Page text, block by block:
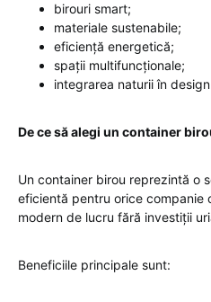
birouri smart;
materiale sustenabile;
eficiență energetică;
spații multifuncționale;
integrarea naturii în
De ce să alegi un container
Un container birou reprezintă o
eficientă pentru orice companie
modern de lucru fără investiții
Beneficiile principale sunt: